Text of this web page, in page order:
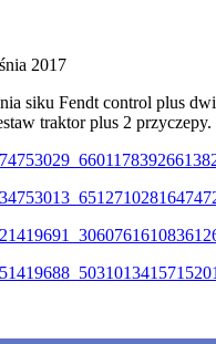
2017
siku Fendt control plus
traktor plus 2 przyczepy.